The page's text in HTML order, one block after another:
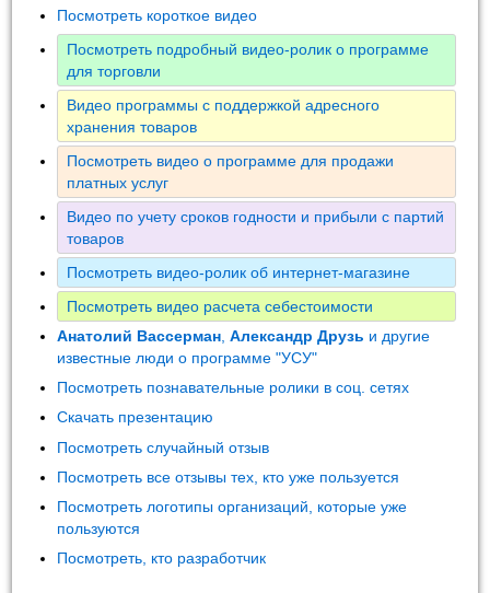
Посмотреть короткое видео
Посмотреть подробный видео-ролик о программе
для торговли
Видео программы с поддержкой адресного
хранения товаров
Посмотреть видео о программе для продажи
платных услуг
Видео по учету сроков годности и прибыли с партий
товаров
Посмотреть видео-ролик об интернет-магазине
Посмотреть видео расчета себестоимости
Анатолий Вассерман ,Александр Друзь и другие
известные люди о программе "УСУ"
Посмотреть познавательные ролики в соц. сетях
Скачать презентацию
Посмотреть случайный отзыв
Посмотреть все отзывы тех, кто уже пользуется
Посмотреть логотипы организаций, которые уже
пользуются
Посмотреть, кто разработчик